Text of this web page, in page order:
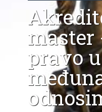
master
pravo u